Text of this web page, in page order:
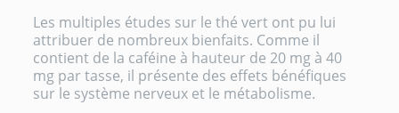
Les multiples études sur le thé vert ont pu lui
attribuer de nombreux bienfaits. Comme il
contient de la caféine à hauteur de 20 mg à 40
mg par tasse, il présente des effets bénéfiques
sur le système nerveux et le métabolisme.